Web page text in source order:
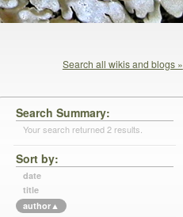
Search all wikis and blogs »
Search Summary
Your search returned 2 results.
Sort by
date
title
author▲